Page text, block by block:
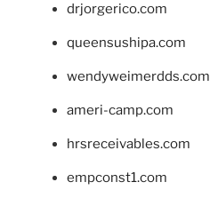
drjorgerico.com
queensushipa.com
wendyweimerdds.com
ameri-camp.com
hrsreceivables.com
empconst1.com